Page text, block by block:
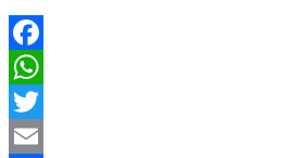
Facebook
WhatsApp
Twitter